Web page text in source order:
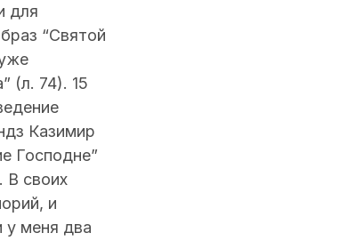
для
“Святой
(л. 74). 15
Казимир
Господне”
В своих
и
у меня два